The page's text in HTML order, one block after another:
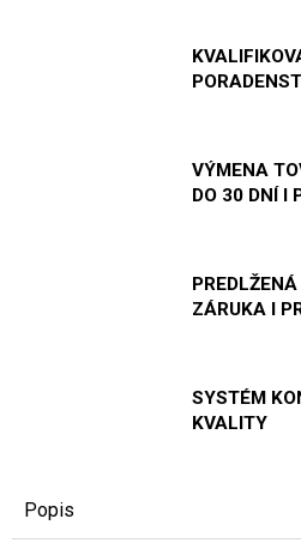
VÝMENA
DO 30 DNÍ I
PREDLŽENÁ
ZÁRUKA I
SYSTÉM
KVALITY
Popis